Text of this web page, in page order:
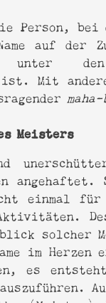
Person, bei
auf der
den
ist. Mit
Meisters
angehaftet.
einmal für
solcher
im
es